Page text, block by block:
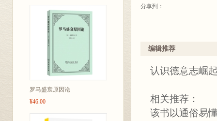
罗马盛衰原因论
¥46.00
分享到：
编辑推荐
认识德意志崛
相关推荐：
该书以通俗易